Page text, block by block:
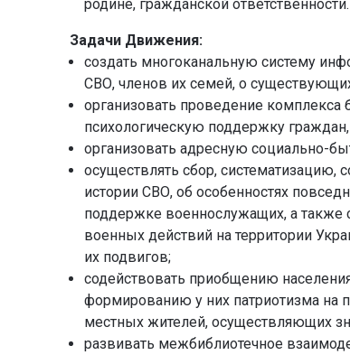
родине, гражданской ответственности.
Задачи Движения:
создать многоканальную систему
СВО, членов их семей, о
организовать проведение комплекса
психологическую поддержку
организовать адресную социально-
осуществлять сбор, систематизацию,
истории СВО, об особенностях
поддержке военнослужащих, а также
военных действий на территории
их подвигов;
содействовать приобщению
формированию у них патриотизма на
местных жителей, осуществляющих
развивать межбиблиотечное